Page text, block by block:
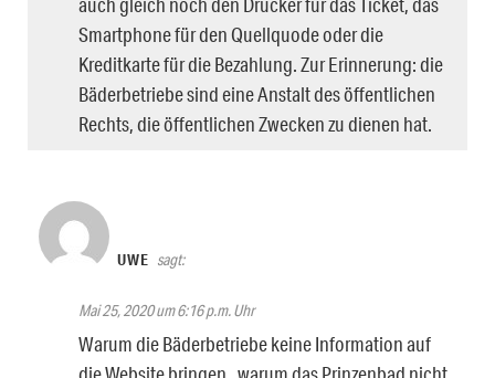
Smartphone für den Quellquode oder die
Kreditkarte für die Bezahlung. Zur Erinnerung: die
Bäderbetriebe sind eine Anstalt des öffentlichen
Rechts, die öffentlichen Zwecken zu dienen hat.
UWE sagt:
Mai 25, 2020 um 6:16 p.m. Uhr
Warum die Bäderbetriebe keine Information auf